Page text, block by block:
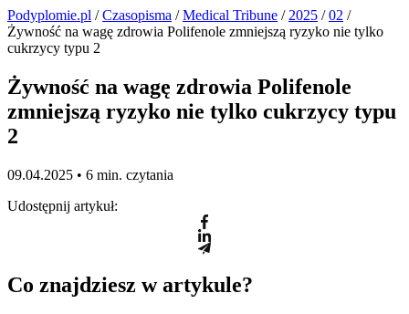
Podyplomie.pl /Czasopisma /Medical Tribune / 2025 /02 /
Żywność na wagę zdrowia Polifenole zmniejszą ryzyko nie tylko
cukrzycy typu 2
Żywność na wagę zdrowia Polifenole
zmniejszą ryzyko nie tylko cukrzycy typu
2
09.04.2025 • 6 min. czytania
Udostępnij artykuł:
Co znajdziesz w artykule?